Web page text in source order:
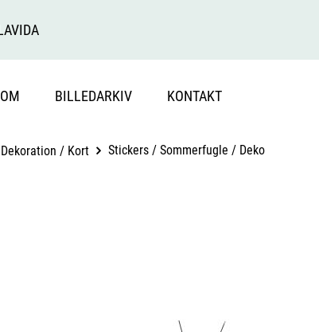
BILLEDARKIV KONTAKT
/ Kort Stickers / Sommerfugle / Deko